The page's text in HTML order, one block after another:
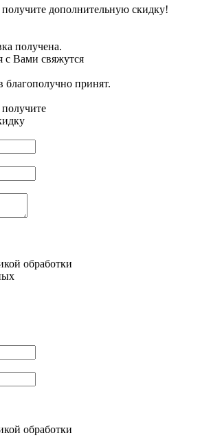
получите дополнительную скидку!
получена.
Вами свяжутся
принят.
получите
обработки
обработки